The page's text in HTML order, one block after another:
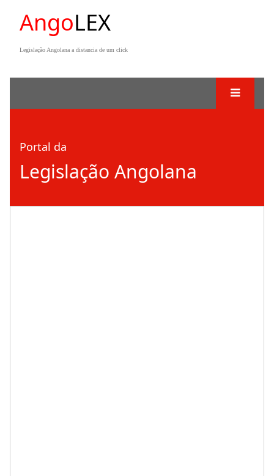
AngoLEX
Legislação Angolana a distancia de um click
Portal da
Legislação Angolana